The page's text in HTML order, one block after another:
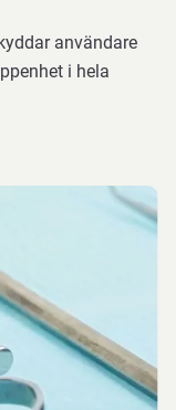
användare
i hela